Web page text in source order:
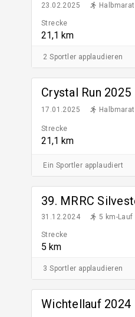
23.02.2025
Strecke
21,1 km
2 Sportler applaudieren
Crystal Run 2025
17.01.2025
Strecke
21,1 km
Ein Sportler applaudiert
39. MRRC
31.12.2024 5 km-Lauf
Strecke
5 km
3 Sportler applaudieren
Wichtellauf 2024